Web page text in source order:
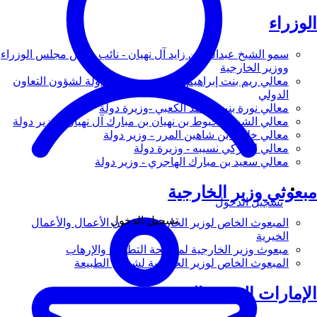
الوزراء
سمو الشيخ عبدالله بن زايد آل نهيان - نائب رئيس مجلس الوزراء
ووزير الخارجية
معالي ريم بنت إبراهيم الهاشمي - وزيرة دولة لشؤون التعاون
الدولي
معالي نورة بنت محمد الكعبي -وزيرة دولة
معالي الشيخ شخبوط بن نهيان بن مبارك آل نهيان - وزير دولة
معالي خليفة بن شاهين المرر - وزير دولة
معالي لانا زكي نسيبه - وزيرة دولة
معالي سعيد بن مبارك الهاجري - وزير دولة
مبعوثي وزير الخارجية
المبعوث الخاص لوزير الخارجية لشؤون الأعمال والأعمال
الخيرية
مبعوث وزير الخارجية لمكافحة التطرف والإرهاب
المبعوث الخاص لوزير الخارجية لشؤون الطبيعة
الإمارات العربية المتحدة
تسجيل الدخول
تسجيل الدخول